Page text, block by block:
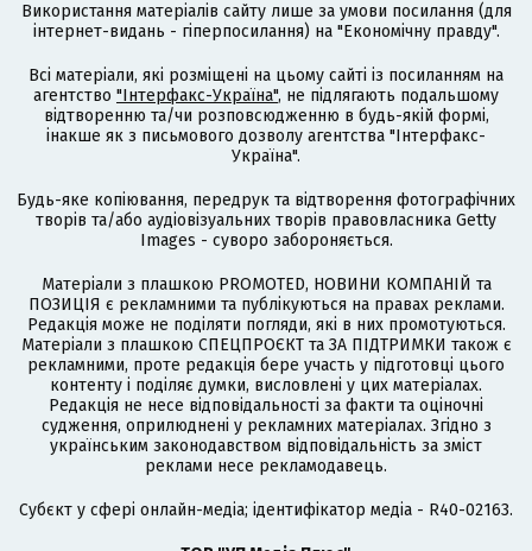
Використання матеріалів сайту лише за умови посилання (для
інтернет-видань - гіперпосилання) на "Економічну правду".
Всі матеріали, які розміщені на цьому сайті із посиланням на
агентство "Інтерфакс-Україна", не підлягають подальшому
відтворенню та/чи розповсюдженню в будь-якій формі,
інакше як з письмового дозволу агентства "Інтерфакс-
Україна".
Будь-яке копіювання, передрук та відтворення фотографічних
творів та/або аудіовізуальних творів правовласника Getty
Images - суворо забороняється.
Матеріали з плашкою PROMOTED, НОВИНИ КОМПАНІЙ та
ПОЗИЦІЯ є рекламними та публікуються на правах реклами.
Редакція може не поділяти погляди, які в них промотуються.
Матеріали з плашкою СПЕЦПРОЄКТ та ЗА ПІДТРИМКИ також є
рекламними, проте редакція бере участь у підготовці цього
контенту і поділяє думки, висловлені у цих матеріалах.
Редакція не несе відповідальності за факти та оціночні
судження, оприлюднені у рекламних матеріалах. Згідно з
українським законодавством відповідальність за зміст
реклами несе рекламодавець.
Cубєкт у сфері онлайн-медіа; ідентифікатор медіа - R40-02163.